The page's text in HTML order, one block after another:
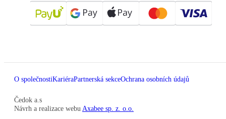
O společnostiKariéraPartnerská sekceOchrana osobních údajů
Čedok a.s
Návrh a realizace webu Axabee sp. z. o.o.